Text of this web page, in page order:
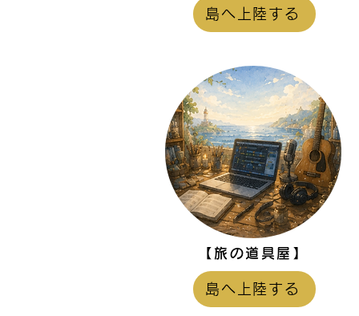
島へ上陸する
【旅の道具屋】
島へ上陸する